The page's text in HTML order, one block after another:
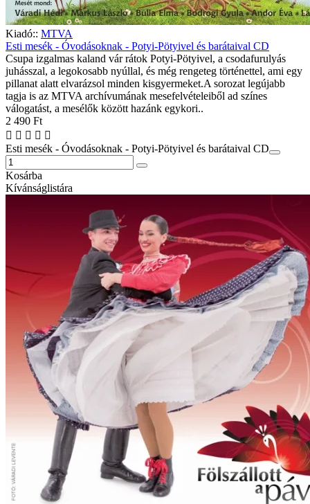
Kiadó:: MTVA
Esti mesék - Óvodásoknak - Potyi-Pötyivel és barátaival CD
Csupa izgalmas kaland vár rátok Potyi-Pötyivel, a csodafurulyás
juhásszal, a legokosabb nyúllal, és még rengeteg történettel, ami egy
pillanat alatt elvarázsol minden kisgyermeket.A sorozat legújabb
tagja is az MTVA archívumának mesefelvételeiből ad színes
válogatást, a mesélők között hazánk egykori..
2 490 Ft
Esti mesék - Óvodásoknak - Potyi-Pötyivel és barátaival CD
Kosárba
Kívánságlistára